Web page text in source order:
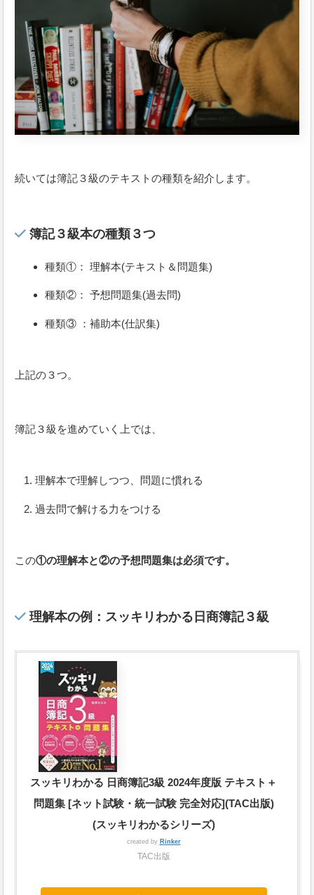
続いては簿記３級のテキストの種類を紹介します。
簿記３級本の種類３つ
種類①： 理解本(テキスト＆問題集)
種類②： 予想問題集(過去問)
種類③ ：補助本(仕訳集)
上記の３つ。
簿記３級を進めていく上では、
理解本で理解しつつ、問題に慣れる
過去問で解ける力をつける
この①の理解本と②の予想問題集は必須です。
理解本の例： スッキリわかる日商簿記３級
スッキリわかる 日商簿記3級 2024年度版 テキスト＋
問題集 [ネット試験・統一試験 完全対応](TAC出版)
(スッキリわかるシリーズ)
created by Rinker
TAC出版